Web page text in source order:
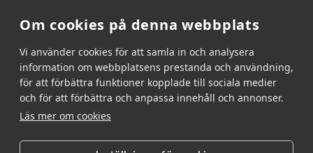
Om cookies på denna webbplats
Vi använder cookies för att samla in och analysera
information om webbplatsens prestanda och användning,
för att förbättra funktioner kopplade till sociala medier
och för att förbättra och anpassa innehåll och annonser.
Läs mer om cookies